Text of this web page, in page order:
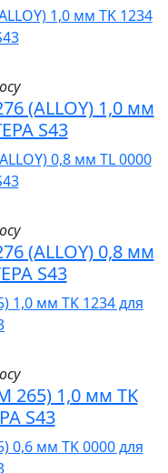
(ALLOY) 1,0 мм
S43
(ALLOY) 0,8 мм
S43
265) 1,0 мм TK
S43